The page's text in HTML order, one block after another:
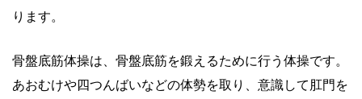
ります。
骨盤底筋体操は、骨盤底筋を鍛えるために行う体操です。
あおむけや四つんばいなどの体勢を取り、意識して肛門を